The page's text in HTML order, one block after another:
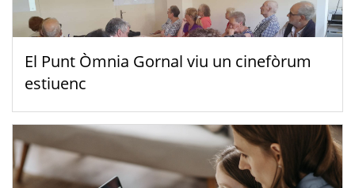
El Punt Òmnia Gornal viu un cinefòrum
estiuenc